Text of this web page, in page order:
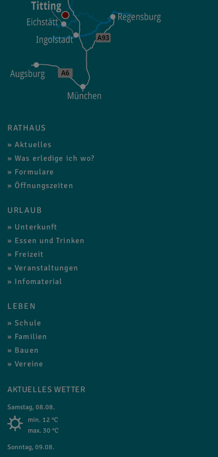
RATHAUS
Aktuelles
Was erledige ich wo?
Formulare
Öffnungszeiten
URLAUB
Unterkunft
Essen und Trinken
Freizeit
Veranstaltungen
Infomaterial
LEBEN
Schule
Familien
Bauen
Vereine
AKTUELLES WETTER
Samstag, 08.08.
min. 12 °C
max. 30 °C
Sonntag, 09.08.